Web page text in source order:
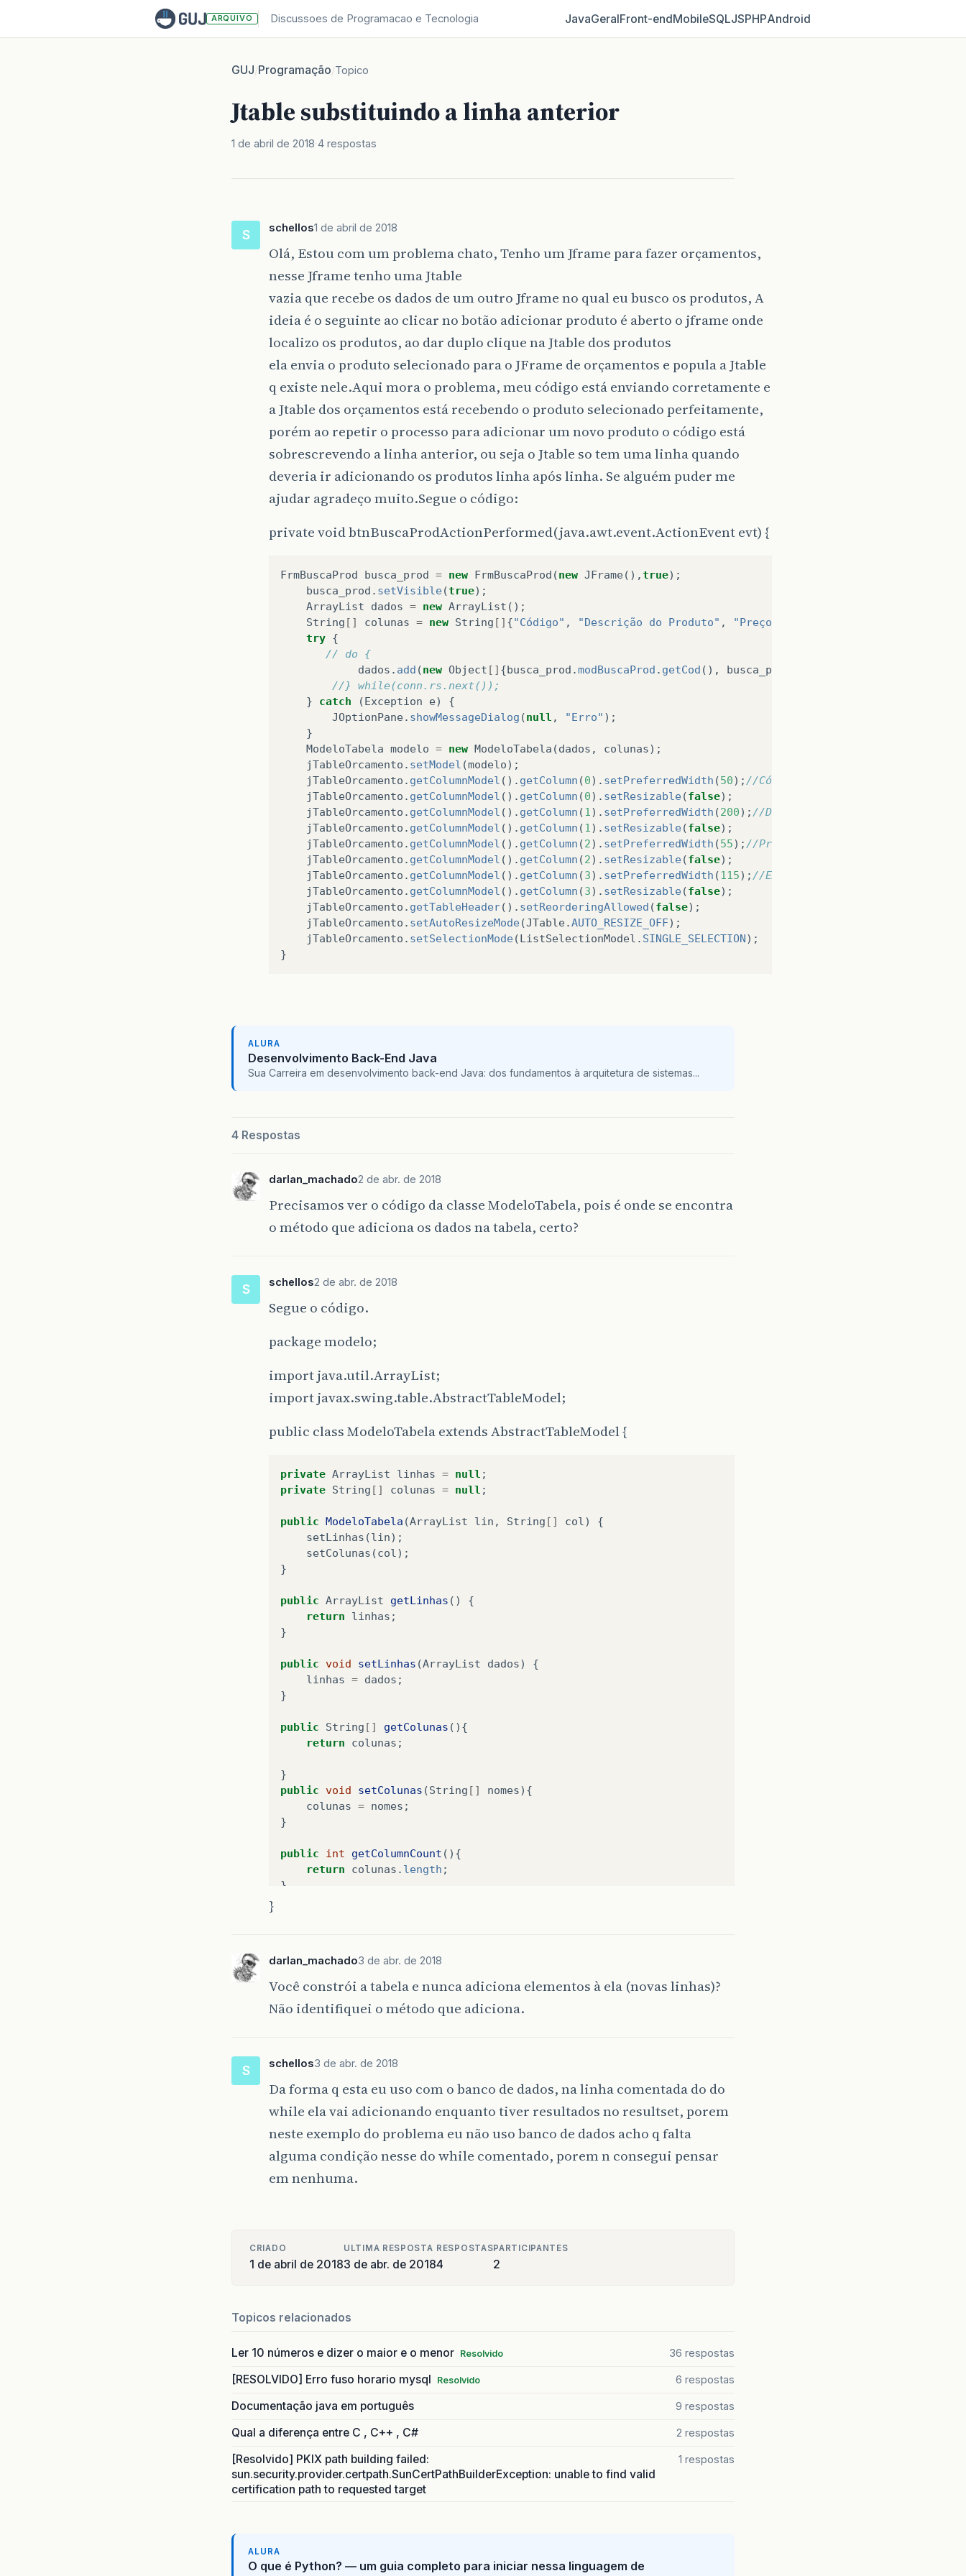
ARQUIVO Discussoes de Programacao e Tecnologia JavaGeralFront‑endMobileSQLJSPHPAndroid
GUJ/Programação/Topico
Jtable substituindo a linha anterior
1 de abril de 2018 4 respostas
S schellos1 de abril de 2018
Olá, Estou com um problema chato, Tenho um Jframe para fazer orçamentos,
nesse Jframe tenho uma Jtable
vazia que recebe os dados de um outro Jframe no qual eu busco os produtos, A
ideia é o seguinte ao clicar no botão adicionar produto é aberto o jframe onde
localizo os produtos, ao dar duplo clique na Jtable dos produtos
ela envia o produto selecionado para o JFrame de orçamentos e popula a Jtable
q existe nele.Aqui mora o problema, meu código está enviando corretamente e
a Jtable dos orçamentos está recebendo o produto selecionado perfeitamente,
porém ao repetir o processo para adicionar um novo produto o código está
sobrescrevendo a linha anterior, ou seja o Jtable so tem uma linha quando
deveria ir adicionando os produtos linha após linha. Se alguém puder me
ajudar agradeço muito.Segue o código:
private void btnBuscaProdActionPerformed(java.awt.event.ActionEvent evt) {
FrmBuscaProd busca_prod = new FrmBuscaProd (new JFrame(),true);
busca_prod . setVisible(true);
ArrayList
dados = new ArrayList ();
String [] colunas = new String [] {"Código" , "Descrição do Produto" , "Preço"
try {
// do {
dados . add (new Object [] {busca_prod .modBuscaProd . getCod (), busca_prod
//} while(conn.rs.next());
}
catch (Exception e)
{
JOptionPane. showMessageDialog (null , "Erro" );
}
ModeloTabela modelo = new ModeloTabela (dados , colunas);
jTableOrcamento . setModel (modelo);
jTableOrcamento . getColumnModel (). getColumn (0). setPreferredWidth (50); //Código
jTableOrcamento . getColumnModel (). getColumn (0). setResizable(false);
jTableOrcamento . getColumnModel (). getColumn (1 ). setPreferredWidth (200); //Descrição do Produto
jTableOrcamento . getColumnModel (). getColumn (1 ). setResizable(false);
jTableOrcamento . getColumnModel (). getColumn (2). setPreferredWidth (55); //Preço
jTableOrcamento . getColumnModel (). getColumn (2). setResizable(false);
jTableOrcamento . getColumnModel (). getColumn (3). setPreferredWidth (115); //EAN
jTableOrcamento . getColumnModel (). getColumn (3). setResizable(false);
jTableOrcamento . getTableHeader(). setReorderingAllowed (false);
jTableOrcamento . setAutoResizeMode(JTable.AUTO_RESIZE_OFF);
jTableOrcamento . setSelectionMode(ListSelectionModel . SINGLE_SELECTION);
}
ALURA
Desenvolvimento Back-End Java
Sua Carreira em desenvolvimento back-end Java: dos fundamentos à arquitetura de sistemas...
4 Respostas
darlan_machado2 de abr. de 2018
Precisamos ver o código da classe ModeloTabela, pois é onde se encontra
o método que adiciona os dados na tabela, certo?
S schellos2 de abr. de 2018
Segue o código.
package modelo;
import java.util.ArrayList;
import javax.swing.table.AbstractTableModel;
public class ModeloTabela extends AbstractTableModel {
private ArrayList linhas = null ;
private String [] colunas = null ;
public ModeloTabela (ArrayList lin , String [] col )
{
setLinhas (lin);
setColunas (col );
}
public ArrayList getLinhas ()
{
return
linhas ;
}
public void setLinhas (ArrayList dados)
{
linhas = dados ;
}
public String [] getColunas (){
return
colunas ;
}
public void setColunas (String [] nomes){
colunas = nomes ;
}
public int getColumnCount (){
return
colunas . length ;
}
public String getColumnName int numCol
){
}
return
linha[numCol
}
darlan_machado3 de abr. de 2018
Você constrói a tabela e nunca adiciona elementos à ela (novas linhas)?
Não identifiquei o método que adiciona.
S schellos3 de abr. de 2018
Da forma q esta eu uso com o banco de dados, na linha comentada do do
while ela vai adicionando enquanto tiver resultados no resultset, porem
neste exemplo do problema eu não uso banco de dados acho q falta
alguma condição nesse do while comentado, porem n consegui pensar
em nenhuma.
CRIADO
1 de abril de 2018
ULTIMA RESPOSTA
3 de abr. de 2018
RESPOSTAS
4
PARTICIPANTES
2
Topicos relacionados
Ler 10 números e dizer o maior e o menor Resolvido 36 respostas
[RESOLVIDO] Erro fuso horario mysql Resolvido 6 respostas
Documentação java em português 9 respostas
Qual a diferença entre C , C++ , C# 2 respostas
[Resolvido] PKIX path building failed:
sun.security.provider.certpath.SunCertPathBuilderException: unable to find valid
certification path to requested target
1 respostas
ALURA
O que é Python? — um guia completo para iniciar nessa linguagem de